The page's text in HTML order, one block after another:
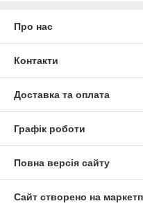
Про нас
Контакти
Доставка та оплата
Графік роботи
Повна версія сайту
Сайт створено на